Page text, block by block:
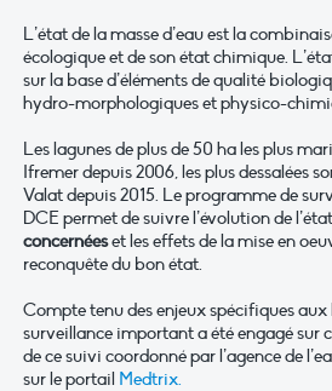
L’état de la masse d’eau est la
écologique et de son état chimique.
sur la base d’éléments de qualité
hydro-morphologiques et physico-
Les lagunes de plus de 50 ha les plus
Ifremer depuis 2006, les plus dessalées
Valat depuis 2015. Le programme de
DCE permet de suivre l’évolution de
concernéeset les effets de la mise en
reconquête du bon état.
Compte tenu des enjeux spécifiques
surveillance important a été engagé sur
de ce suivi coordonné par l’agence de
sur le portail Medtrix.